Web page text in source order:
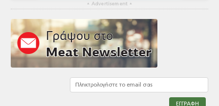
▴ Advertisement ▴